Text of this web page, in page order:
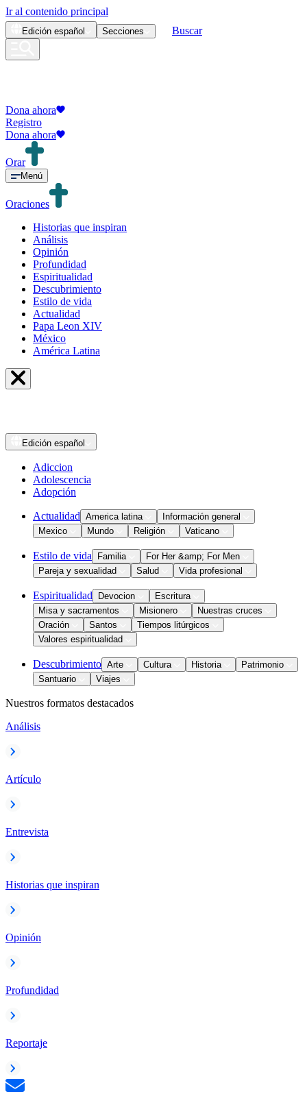
Ir al contenido principal
Edición español Secciones Buscar
Dona ahora
Registro
Dona ahora
Orar
Menú
Oraciones
Historias que inspiran
Análisis
Opinión
Profundidad
Espiritualidad
Descubrimiento
Estilo de vida
Actualidad
Papa Leon XIV
México
América Latina
Edición español
Adiccion
Adolescencia
Adopción
Actualidad America latina
Información general
Mexico
Mundo Religión Vaticano
Estilo de vida Familia
For Her &amp; For Men
Pareja y sexualidad
Salud Vida profesional
Espiritualidad Devocion
Escritura
Misa y sacramentos
Misionero
Nuestras cruces
Oración
Santos
Tiempos litúrgicos
Valores espiritualidad
Descubrimiento Arte Cultura Historia
Patrimonio
Santuario
Viajes
Nuestros formatos destacados
Análisis
Artículo
Entrevista
Historias que inspiran
Opinión
Profundidad
Reportaje